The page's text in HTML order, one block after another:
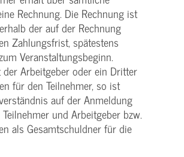
Rechnung. Die Rechnung ist
der auf der Rechnung
Zahlungsfrist, spätestens
Veranstaltungsbeginn.
Arbeitgeber oder ein Dritter
für den Teilnehmer, so ist
auf der Anmeldung
und Arbeitgeber bzw.
als Gesamtschuldner für die